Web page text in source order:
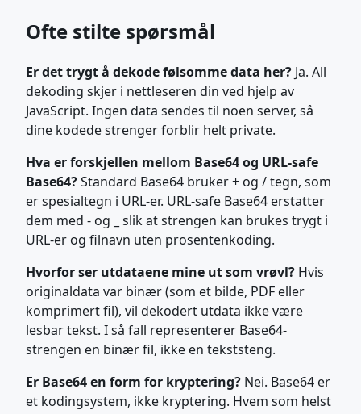
Ofte stilte spørsmål
Er det trygt å dekode følsomme data her? Ja. All
dekoding skjer i nettleseren din ved hjelp av
JavaScript. Ingen data sendes til noen server, så
dine kodede strenger forblir helt private.
Hva er forskjellen mellom Base64 og URL-safe
Base64?Standard Base64 bruker + og / tegn, som
er spesialtegn i URL-er. URL-safe Base64 erstatter
dem med - og _ slik at strengen kan brukes trygt i
URL-er og filnavn uten prosentenkoding.
Hvorfor ser utdataene mine ut som vrøvl? Hvis
originaldata var binær (som et bilde, PDF eller
komprimert fil), vil dekodert utdata ikke være
lesbar tekst. I så fall representerer Base64-
strengen en binær fil, ikke en tekststeng.
Er Base64 en form for kryptering? Nei. Base64 er
et kodingsystem, ikke kryptering. Hvem som helst